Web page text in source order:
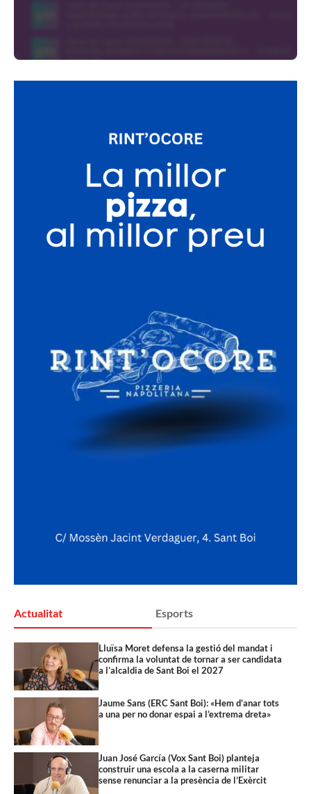
Actualitat Esports
Lluïsa Moret defensa la gestió del mandat i
confirma la voluntat de tornar a ser candidata
a l’alcaldia de Sant Boi el 2027
Jaume Sans (ERC Sant Boi): «Hem d’anar tots
a una per no donar espai a l’extrema dreta»
Juan José García (Vox Sant Boi) planteja
construir una escola a la caserna militar
sense renunciar a la presència de l’Exèrcit